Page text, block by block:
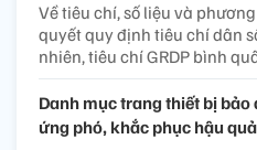
Về tiêu chí, số liệu và
quyết quy định tiêu chí dân
nhiên, tiêu chí GRDP bình
Danh mục trang thiết bị
ứng phó, khắc phục hậu